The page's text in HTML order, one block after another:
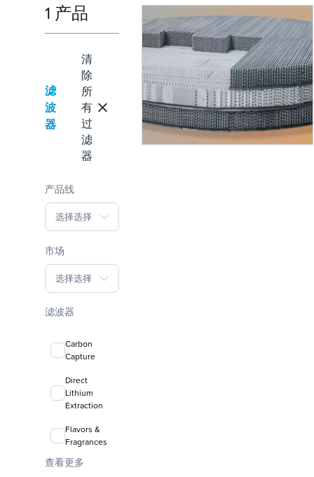
1 产品
滤
波
器
清
除
所
有
过
滤
器
产品线
选择选择
市场
选择选择
滤波器
Carbon
Capture
Direct
Lithium
Extraction
Flavors &
Fragrances
查看更多